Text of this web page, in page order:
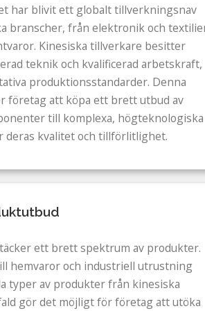
har blivit ett globalt tillverkningsnav
branscher, från elektronik och
Kinesiska tillverkare besitter
teknik och kvalificerad arbetskraft,
produktionsstandarder. Denna
företag att köpa ett brett utbud av
till komplexa, högteknologiska
kvalitet och tillförlitlighet.
ett brett spektrum av produkter.
hemvaror och industriell utrustning
typer av produkter från kinesiska
gör det möjligt för företag att utöka